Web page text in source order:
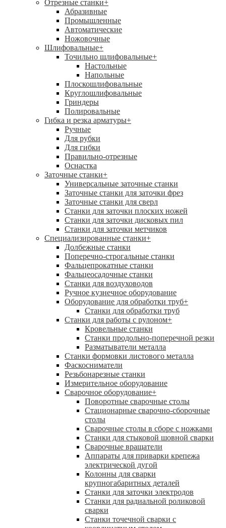
Отрезные станки+
Абразивные
Промышленные
Автоматические
Ножовочные
Шлифовальные+
Точильно шлифовальные+
Настольные
Напольные
Плоскошлифовальные
Круглошлифовальные
Гриндеры
Полировальные
Гибка и резка арматуры+
Ручные
Для рубки
Для гибки
Правильно-отрезные
Оснастка
Заточные станки+
Универсальные заточные станки
Заточные станки для заточки фрез
Заточные станки для сверл
Станки для заточки плоских ножей
Станки для заточки дисковых пил
Станки для заточки метчиков
Специализированные станки+
Долбежные станки
Поперечно-строгальные станки
Фальцепрокатные станки
Фальцеосадочные станки
Станки для воздуховодов
Ручное кузнечное оборудование
Оборудование для обработки труб+
Станки для обработки труб
Станки для работы с рулоном+
Кровельные станки
Станки продольно-поперечной резки
Разматыватели металла
Станки формовки листового металла
Фаскосниматели
Резьбонарезные станки
Измерительное оборудование
Сварочное оборудование+
Поворотные сварочные столы
Стационарные сварочно-сборочные
столы
Сварочные столы в сборе с ножками
Станки для стыковой шовной сварки
Сварочные вращатели
Аппараты для приварки крепежа
электрической дугой
Колонны для сварки
крупногабаритных деталей
Станки для заточки электродов
Станки для радиальной роликовой
сварки
Станки точечной сварки с